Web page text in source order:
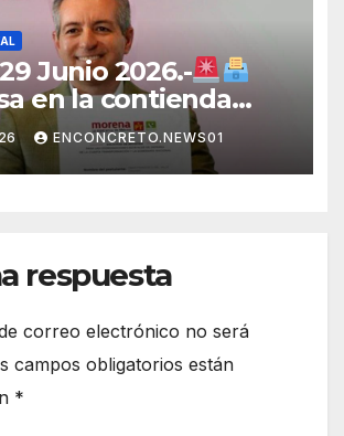
Junio 2026.-
en la contienda
2027! Omar Del Valle
última hora a la
Sonora
ENCONCRETO.NEWS01
respuesta
correo electrónico no será
campos obligatorios están
*